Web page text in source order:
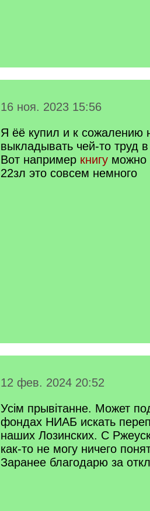
16 ноя. 2023 15:56
Я ёё купил и к сожалению
выкладывать чей-то труд
Вот например книгу можно
22зл это совсем немного
12 фев. 2024 20:52
Усім прывітанне. Может
фондах НИАБ искать
наших Лозинских. С
как-то не могу ничего
Заранее благодарю за